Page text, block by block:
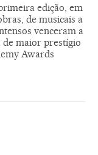
edição, em
de musicais a
venceram a
de maior prestígio
Awards